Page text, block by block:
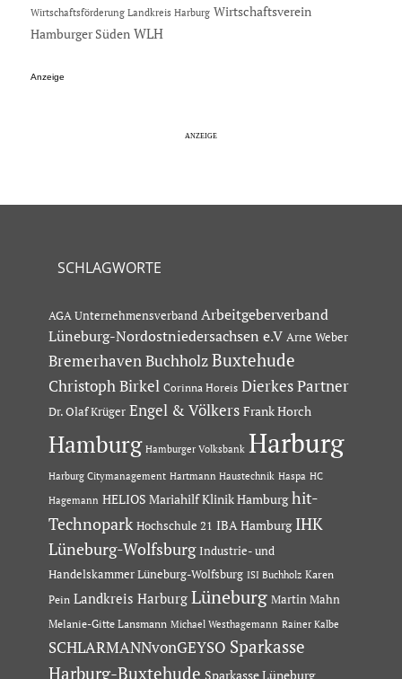
Wirtschaftsförderung Landkreis Harburg Wirtschaftsverein
Hamburger Süden WLH
Anzeige
SCHLAGWORTE
AGA Unternehmensverband Arbeitgeberverband
Lüneburg-Nordostniedersachsen e.V Arne Weber
Bremerhaven Buchholz Buxtehude
Christoph Birkel Corinna Horeis Dierkes Partner
Dr. Olaf Krüger Engel & Völkers Frank Horch
Hamburg Hamburger Volksbank Harburg
Harburg Citymanagement Hartmann Haustechnik Haspa HC
Hagemann HELIOS Mariahilf Klinik Hamburg hit-
Technopark Hochschule 21 IBA Hamburg IHK
Lüneburg-Wolfsburg Industrie- und
Handelskammer Lüneburg-Wolfsburg ISI Buchholz Karen
Pein Landkreis Harburg Lüneburg Martin Mahn
Melanie-Gitte Lansmann Michael Westhagemann Rainer Kalbe
SCHLARMANNvonGEYSO Sparkasse
Harburg-Buxtehude Sparkasse Lüneburg